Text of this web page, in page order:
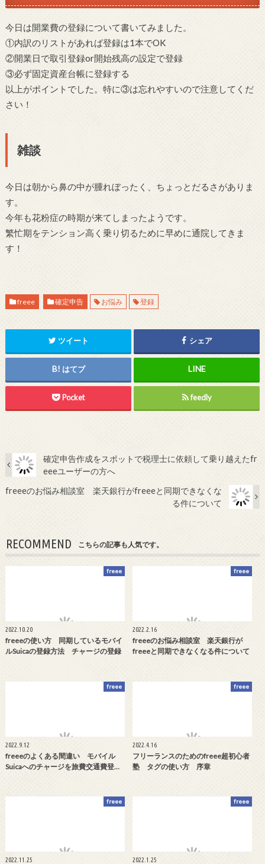
今日は開業費の登録について書いてみました。
①内訳のリストがあれば登録は1本でOK
②開業日で取引登録or開始残高の設定で登録
③必ず固定資産台帳に登録する
以上がポイントでした。特に③は忘れやすいので注意してくだ
さい！
雑談
今日は朝から鼻の中が腫れぼったく、ちょっとだるさがありま
す。
今年も花粉症の時期が来てしまったようです。
繁忙期をテンション高く乗り切るために早めに通院してきま
す！
freee 確定申告 お悩み 登録
ツイート シェア
はてブ
Pocket feedly
確定申告作成をスポットで税理士に依頼して乗り越えたfr
eeeユーザーの方へ
freeeのお悩み相談室 楽天銀行がfreeeと同期できなくな
る件について
RECOMMEND こちらの記事も人気です。
freee
2022.10.20
freeeの使い方 同期しているモバイ
ルSuicaの登録方法 チャージの登録
freee
2022.2.16
freeeのお悩み相談室 楽天銀行が
freeeと同期できなくなる件について
freee
2022.9.12
freeeのよくある間違い モバイル
Suicaへのチャージを旅費交通費登…
freee
2022.4.16
フリーランスのためのfreee超初心者
塾 タグの使い方 序章
freee
2022.11.25
freee
2022.1.25